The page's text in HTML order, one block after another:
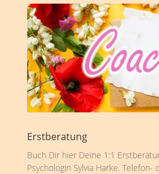
Erstberatung
Buch Dir hier Deine 1:1
Psychologin Sylvia Harke. Telefon-